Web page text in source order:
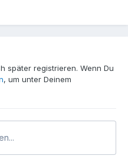
später registrieren. Wenn Du
, um unter Deinem